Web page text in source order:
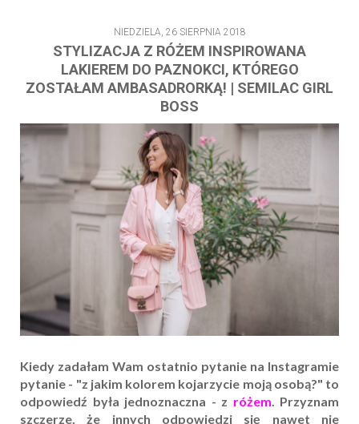
NIEDZIELA, 26 SIERPNIA 2018
STYLIZACJA Z RÓŻEM INSPIROWANA
LAKIEREM DO PAZNOKCI, KTÓREGO
ZOSTAŁAM AMBASADRORKĄ! | SEMILAC GIRL
BOSS
Kiedy zadałam Wam ostatnio pytanie na Instagramie
pytanie - "z jakim kolorem kojarzycie moją osobą?" to
odpowiedź była jednoznaczna - z różem. Przyznam
szczerze, że innych odpowiedzi się nawet nie